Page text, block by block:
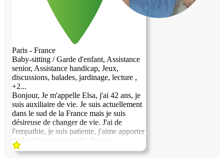
Paris - France
Baby-sitting / Garde d'enfant, Assistance
senior, Assistance handicap, Jeux,
discussions, balades, jardinage, lecture ,
+2...
Bonjour, Je m'appelle Elsa, j'ai 42 ans, je
suis auxiliaire de vie. Je suis actuellement
dans le sud de la France mais je suis
désireuse de changer de vie. J'ai de
l'empathie, je suis patiente, j'aime apporter
du bonheur et mon aide. Je suis
polyvalente, j'aime les animaux, je suis